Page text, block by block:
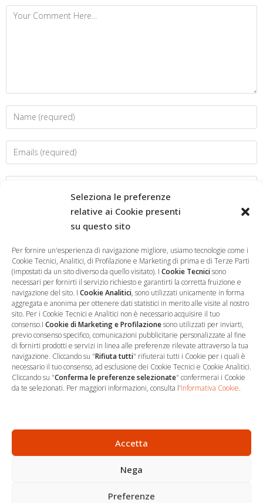
Seleziona le preferenze
relative ai Cookie presenti
su questo sito
Per fornire un'esperienza di navigazione migliore, usiamo tecnologie come i
Cookie Tecnici, Analitici, di Profilazione e Marketing di prima e di Terze Parti
(impostati da un sito diverso da quello visitato). I Cookie Tecnicisono
necessari per fornirti il servizio richiesto e garantirti la corretta fruizione e
navigazione del sito. I Cookie Analitici, sono utilizzati unicamente in forma
aggregata e anonima per ottenere dati statistici in merito alle visite al nostro
sito. Per i Cookie Tecnici e Analitici non è necessario acquisire il tuo
consenso.I Cookie di Marketing e Profilazionesono utilizzati per inviarti,
previo consenso specifico, comunicazioni pubblicitarie personalizzate al fine
di fornirti prodotti e servizi in linea alle preferenze rilevate attraverso la tua
navigazione. Cliccando su "Rifiuta tutti" rifiuterai tutti i Cookie per i quali è
necessario il tuo consenso, ad esclusione dei Cookie Tecnici e Cookie Analitici.
Cliccando su "Conferma le preferenze selezionate" confermerai i Cookie
da te selezionati. Per maggiori informazioni, consulta l'Informativa Cookie.
Accetta
Nega
Preferenze
Salva il mio nome, email e sito web in questo browser per la
prossima volta che commento.
… Sede Operativa
06 9522 7890
info@studioargari.it
P.I. 17504191002